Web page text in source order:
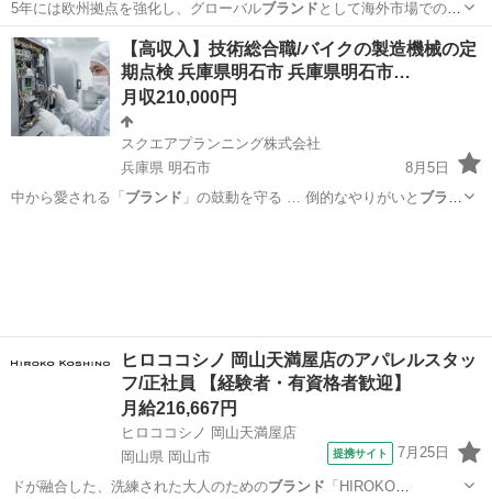
5年には欧州拠点を強化し、グローバルブランド として海外市場での存
在感をさらに高め…
神奈川 横浜市 その他 株式会社
【高収入】技術総合職/バイクの製造機械の定
期点検 兵庫県明石市 兵庫県明石市…
月収210,000円
スクエアプランニング株式会社
兵庫県 明石市
8月5日
中から愛される「 ブランド 」の鼓動を守る … 倒的なやりがいと ブラン
ヒロココシノ 岡山天満屋店のアパレルスタッ
フ/正社員 【経験者・有資格者歓迎】
月給216,667円
ヒロココシノ 岡山天満屋店
岡山県 岡山市
提携サイト 7月25日
ドが融合した、洗練された大人のためのブランド 「HIROKO